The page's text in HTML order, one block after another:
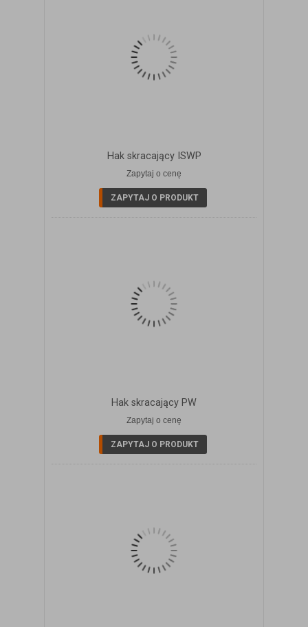
Hak skracający ISWP
Zapytaj o cenę
ZAPYTAJ O PRODUKT
ZOBACZ SZCZEGÓŁY
Hak skracający PW
Zapytaj o cenę
ZAPYTAJ O PRODUKT
ZOBACZ SZCZEGÓŁY